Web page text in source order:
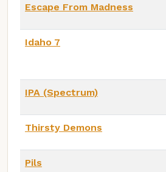
Escape From Madness
Idaho 7
IPA (Spectrum)
Thirsty Demons
Pils